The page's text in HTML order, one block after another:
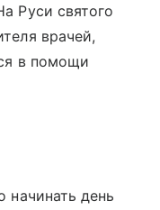
Руси святого
врачей,
в помощи
начинать день